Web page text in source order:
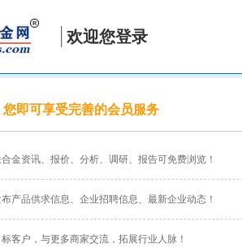
欢迎您登录
即可享受完善的会员服务
金资讯、报价、分析、调研、报告可免费浏览！
产品供求信息、企业招聘信息、最新企业动态！
客户，与更多商家交流，拓展行业人脉！